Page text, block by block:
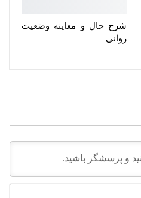
شرح حال و معاینه وضعیت
روانی